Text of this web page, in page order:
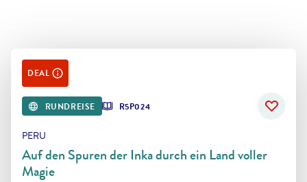
DEAL
RUNDREISE R5P024
PERU
Auf den Spuren der Inka durch ein Land voller
Magie